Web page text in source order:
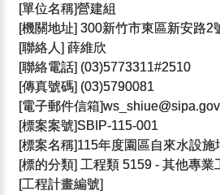
[單位名稱]營建組
[機關地址] 300新竹市東區新安路2
[聯絡人] 薛維欣
[聯絡電話] (03)5773311#2510
[傳真號碼] (03)5790081
[電子郵件信箱
[標案案號]SBIP-115-001
[標案名稱]115年度園區自來水設施
[標的分類] 工程類 5159 - 其他專業
[工程計畫編號]